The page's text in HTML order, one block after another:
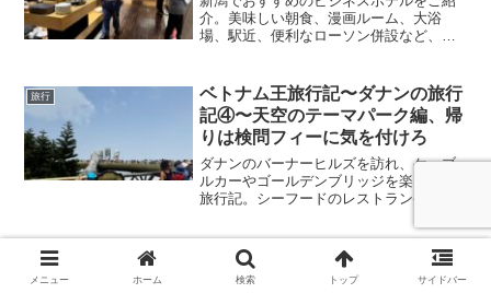
介。美味しい朝食、漫画ルーム、大浴
場、駅近、便利なローソン併設など、充
潟駅周辺の便利な宿泊先をお探しの方に
ぴったりです。
旅行
ベトナム王旅行記〜ダナンの旅行
記④〜天空のテーマパーク編、帰
りは検問フィーに気を付けろ
ダナンのバーナーヒルズを訪れ、ケーブ
ルカーやゴールデンブリッジを楽しんだ
旅行記。シーフードのレストランや最後
旅行体験を紹介。ビーチリゾートや食
事、観光スポットに関するリアルな体験
をお届けします。
メニュー ホーム 検索 トップ サイドバー